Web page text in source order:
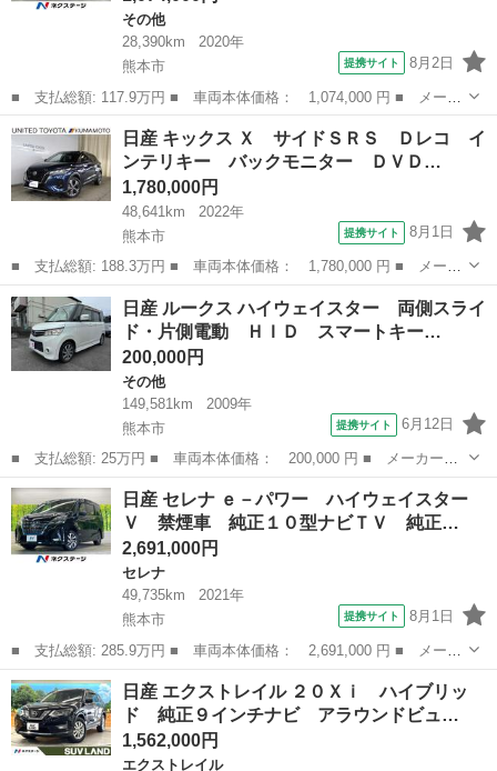
その他
28,390km
2020年
熊本市
提携サイト 8月2日
■ 支払総額: 117.9万円 ■ 車両本体価格： 1,074,000 円 ■ メーカ
ー名： 日産 ■ 車種名： ルークス ■ グレード名： Ｓ 禁煙
車 ナビＴＶ バックカメラ インテリジェントエマージェンシーブ
レーキ フ...
熊本 熊本市 その他
日産 キックス Ｘ サイドＳＲＳ Ｄレコ イ
ンテリキー バックモニター ＤＶＤ…
1,780,000円
48,641km
2022年
熊本市
提携サイト 8月1日
■ 支払総額: 188.3万円 ■ 車両本体価格： 1,780,000 円 ■ メーカ
ー名： 日産 ■ 車種名： キックス ■ グレード名： Ｘ サイド
ＳＲＳ Ｄレコ インテリキー バックモニター ＤＶＤ再生 ＬＥ
Ｄライト...
熊本 熊本市 日産
日産 ルークス ハイウェイスター 両側スライ
ド・片側電動 ＨＩＤ スマートキー…
200,000円
その他
149,581km
2009年
熊本市
提携サイト 6月12日
■ 支払総額: 25万円 ■ 車両本体価格： 200,000 円 ■ メーカー
名： 日産 ■ 車種名： ルークス ■ グレード名： ハイウェイス
ター 両側スライド・片側電動 ＨＩＤ スマートキー ベンチシ
ート ＣＶＴ 盗...
熊本 熊本市 その他
日産 セレナ ｅ－パワー ハイウェイスター
Ｖ 禁煙車 純正１０型ナビＴＶ 純正…
2,691,000円
セレナ
49,735km
2021年
熊本市
提携サイト 8月1日
■ 支払総額: 285.9万円 ■ 車両本体価格： 2,691,000 円 ■ メーカ
ー名： 日産 ■ 車種名： セレナ ■ グレード名： ｅ－パワー
ハイウェイスターＶ 禁煙車 純正１０型ナビＴＶ 純正１１型後席
モニター...
熊本 熊本市 セレナ
日産 エクストレイル ２０Ｘｉ ハイブリッ
ド 純正９インチナビ アラウンドビュ…
1,562,000円
エクストレイル